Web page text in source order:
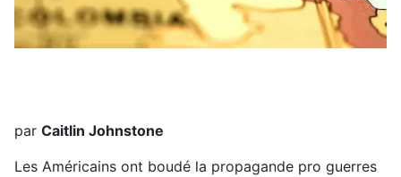
par Caitlin Johnstone
Les Américains ont boudé la propagande pro guerres